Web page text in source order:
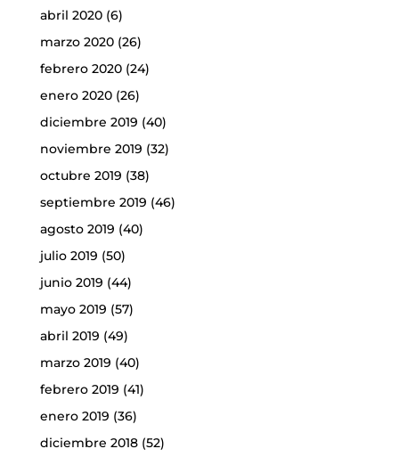
abril 2020(6)
marzo 2020(26)
febrero 2020(24)
enero 2020(26)
diciembre 2019 (40)
noviembre 2019 (32)
octubre 2019 (38)
septiembre 2019 (46)
agosto 2019 (40)
julio 2019 (50)
junio 2019 (44)
mayo 2019 (57)
abril 2019 (49)
marzo 2019 (40)
febrero 2019 (41)
enero 2019 (36)
diciembre 2018(52)